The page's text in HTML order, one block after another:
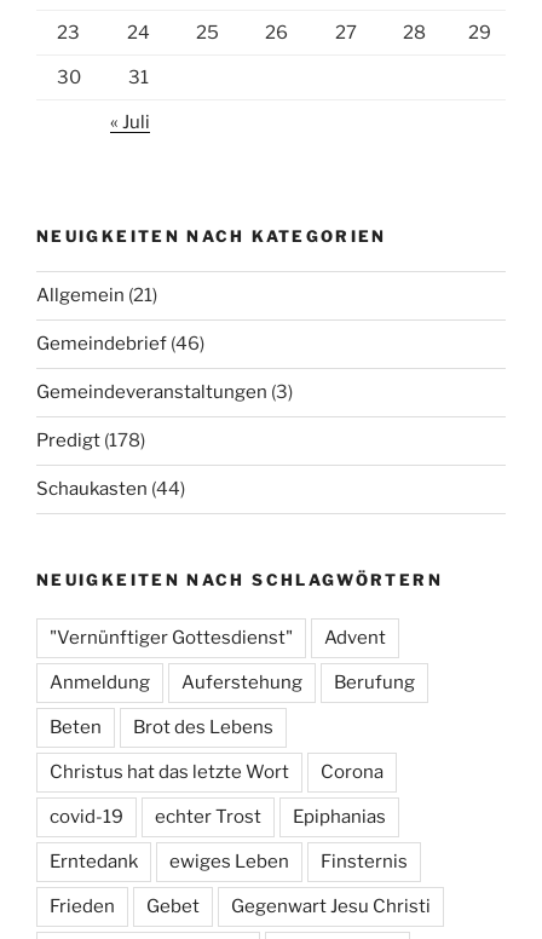
23 24 25 26 27 28 29
30 31
« Juli
NEUIGKEITEN NACH KATEGORIEN
Allgemein (21)
Gemeindebrief (46)
Gemeindeveranstaltungen (3)
Predigt (178)
Schaukasten (44)
NEUIGKEITEN NACH SCHLAGWÖRTERN
"Vernünftiger Gottesdienst" Advent
Anmeldung Auferstehung Berufung
Beten Brot des Lebens
Christus hat das letzte Wort Corona
covid-19 echter Trost Epiphanias
Erntedank ewiges Leben Finsternis
Frieden Gebet Gegenwart Jesu Christi